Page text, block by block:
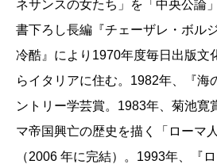
ネサンスの女たち」を「中央公論
書下ろし長編『チェーザレ・ボル
冷酷』により1970年度毎日出版文
らイタリアに住む。1982年、『海
ントリー学芸賞。1983年、菊池寛
マ帝国興亡の歴史を描く「ローマ
（2006 年に完結）。1993年、『